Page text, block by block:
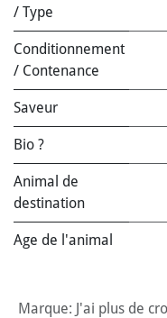
/ Type
Conditionnement
/ Contenance
Saveur
Bio ?
Animal de
destination
Age de l'animal
Marque: J'ai plus de